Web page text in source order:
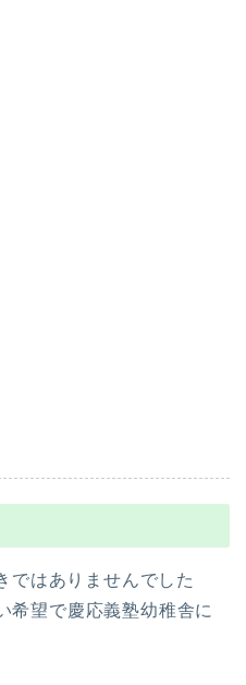
ではありませんでした
希望で慶応義塾幼稚舎に